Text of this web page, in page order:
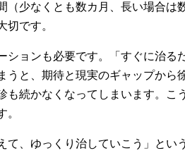
（少なくとも数カ月、長い場合は
切です。
ションも必要です。「すぐに治る
うと、期待と現実のギャップから
も続かなくなってしまいます。こ
。
て、ゆっくり治していこう」とい